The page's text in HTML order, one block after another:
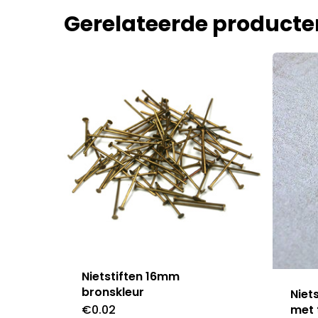
Gerelateerde
Nietstiften 16mm
bronskleur
€0.02
met